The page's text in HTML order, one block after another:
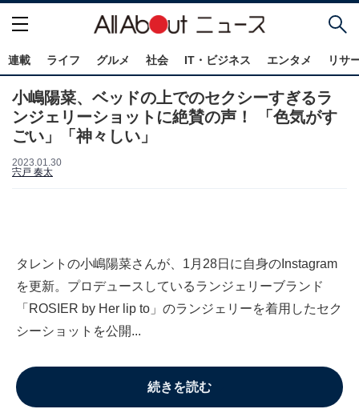
連載 ライフ グルメ 社会 IT・ビジネス エンタメ リサ
小嶋陽菜、ベッドの上でのセクシーすぎるラ
ンジェリーショットに絶賛の声！ 「色気がす
ごい」「神々しい」
2023.01.30
宍戸 奏太
タレントの小嶋陽菜さんが、1月28日に自身のInstagram
を更新。プロデュースしているランジェリーブランド
「ROSIER by Her lip to」のランジェリーを着用したセク
シーショットを公開...
続きを読む